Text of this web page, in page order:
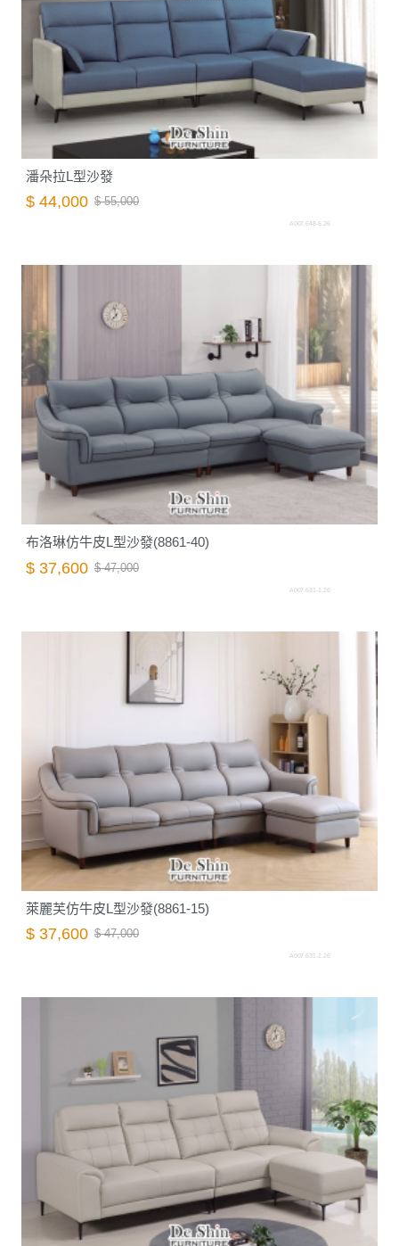
潘朵拉L型沙發
$ 44,000 $ 55,000
A007.648-5.26
布洛琳仿牛皮L型沙發(8861-40)
$ 37,600 $ 47,000
A007.631-1.26
萊麗芙仿牛皮L型沙發(8861-15)
$ 37,600 $ 47,000
A007.631-2.26